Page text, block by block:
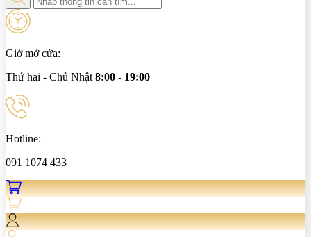
Giờ mở cửa:
Thứ hai - Chủ Nhật 8:00 - 19:00
Hotline:
091 1074 433